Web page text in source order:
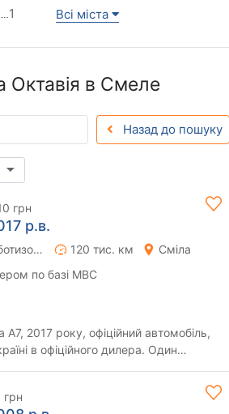
1 Всі міста
в Смеле
Назад до пошуку
грн
р.в.
Роботизована 120 тис. км
Сміла
по базі МВС
2017 року, офіційний автомобіль,
в офіційного дилера. Один